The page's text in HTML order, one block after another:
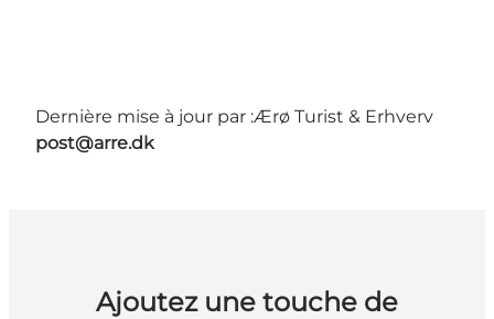
Dernière mise à jour par :Ærø Turist & Erhverv
post@arre.dk
Ajoutez une touche de